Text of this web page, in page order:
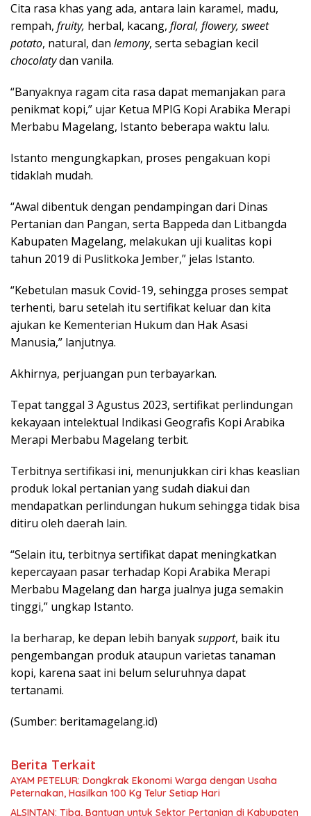
Cita rasa khas yang ada, antara lain karamel, madu,
rempah, fruity, herbal, kacang, floral, flowery, sweet
potato, natural, dan lemony, serta sebagian kecil
chocolatydan vanila.
“Banyaknya ragam cita rasa dapat memanjakan para
penikmat kopi,” ujar Ketua MPIG Kopi Arabika Merapi
Merbabu Magelang, Istanto beberapa waktu lalu.
Istanto mengungkapkan, proses pengakuan kopi
tidaklah mudah.
“Awal dibentuk dengan pendampingan dari Dinas
Pertanian dan Pangan, serta Bappeda dan Litbangda
Kabupaten Magelang, melakukan uji kualitas kopi
tahun 2019 di Puslitkoka Jember,” jelas Istanto.
“Kebetulan masuk Covid-19, sehingga proses sempat
terhenti, baru setelah itu sertifikat keluar dan kita
ajukan ke Kementerian Hukum dan Hak Asasi
Manusia,” lanjutnya.
Akhirnya, perjuangan pun terbayarkan.
Tepat tanggal 3 Agustus 2023, sertifikat perlindungan
kekayaan intelektual Indikasi Geografis Kopi Arabika
Merapi Merbabu Magelang terbit.
Terbitnya sertifikasi ini, menunjukkan ciri khas keaslian
produk lokal pertanian yang sudah diakui dan
mendapatkan perlindungan hukum sehingga tidak bisa
ditiru oleh daerah lain.
“Selain itu, terbitnya sertifikat dapat meningkatkan
kepercayaan pasar terhadap Kopi Arabika Merapi
Merbabu Magelang dan harga jualnya juga semakin
tinggi,” ungkap Istanto.
Ia berharap, ke depan lebih banyaksupport, baik itu
pengembangan produk ataupun varietas tanaman
kopi, karena saat ini belum seluruhnya dapat
tertanami.
(Sumber: beritamagelang.id)
Berita Terkait
AYAM PETELUR: Dongkrak Ekonomi Warga dengan Usaha
Peternakan, Hasilkan 100 Kg Telur Setiap Hari
ALSINTAN: Tiba, Bantuan untuk Sektor Pertanian di Kabupaten